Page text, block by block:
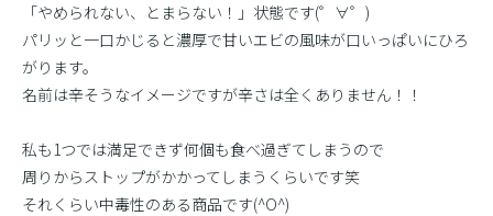
「やめられない、とまらない！」状態です(゜∀゜)
パリッと一口かじると濃厚で甘いエビの風味が口いっぱいにひろ
がります。
名前は辛そうなイメージですが辛さは全くありません！！
私も1つでは満足できず何個も食べ過ぎてしまうので
周りからストップがかかってしまうくらいです笑
それくらい中毒性のある商品です(^O^)